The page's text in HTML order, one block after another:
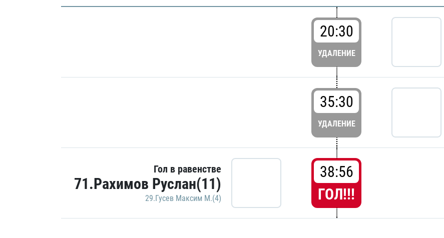
20:30
УДАЛЕНИЕ
35:30
УДАЛЕНИЕ
Гол в равенстве
71.Рахимов Руслан(11)
29.Гусев Максим М.(4)
38:56
ГОЛ!!!